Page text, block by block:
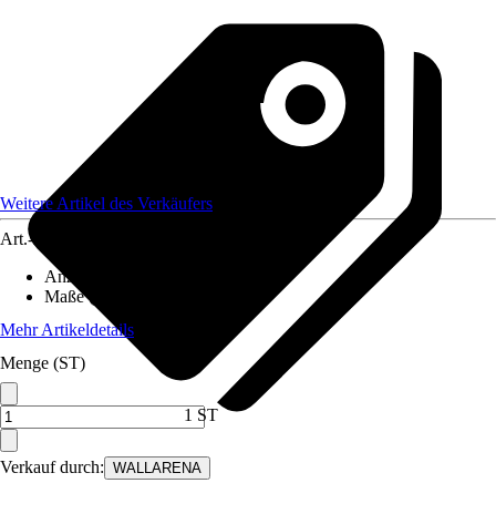
Verkauf durch: WALLARENA
Weitere Artikel des Verkäufers
Art.-Nr.
Anzahl der Teile
Maße (BxH)
Mehr Artikeldetails
Menge (ST)
1 ST